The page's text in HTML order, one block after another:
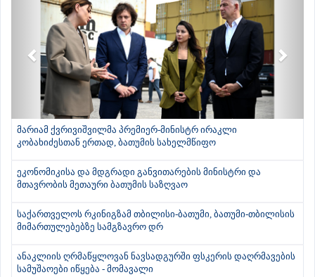
მარიამ ქვრივიშვილმა პრემიერ-მინისტრ ირაკლი
კობახიძესთან ერთად, ბათუმის სახელმწიფო
ეკონომიკისა და მდგრადი განვითარების მინისტრი და
მთავრობის მეთაური ბათუმის საზღვაო
საქართველოს რკინიგზამ თბილისი-ბათუმი, ბათუმი-თბილისის
მიმართულებებზე სამგზავრო დრ
ანაკლიის ღრმაწყლოვან ნავსადგურში ფსკერის დაღრმავების
სამუშაოები იწყება - მომავალი